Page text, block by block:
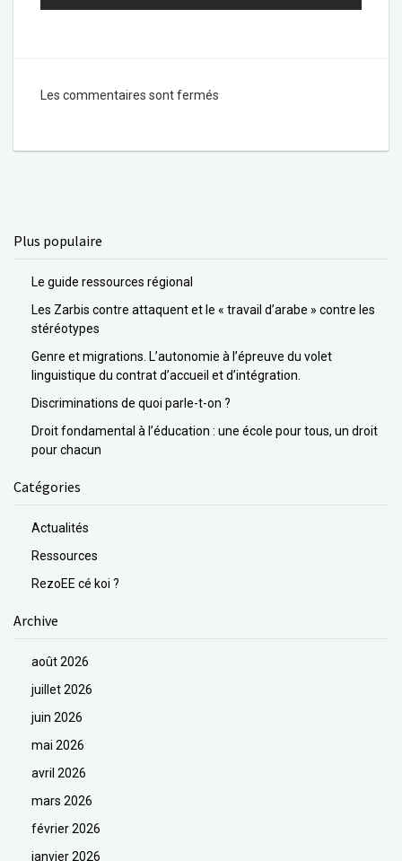
Les commentaires sont fermés
Plus populaire
Le guide ressources régional
Les Zarbis contre attaquent et le « travail d’arabe » contre les
stéréotypes
Genre et migrations. L’autonomie à l’épreuve du volet
linguistique du contrat d’accueil et d’intégration.
Discriminations de quoi parle-t-on ?
Droit fondamental à l’éducation : une école pour tous, un droit
pour chacun
Catégories
Actualités
Ressources
RezoEE cé koi ?
Archive
août 2026
juillet 2026
juin 2026
mai 2026
avril 2026
mars 2026
février 2026
janvier 2026